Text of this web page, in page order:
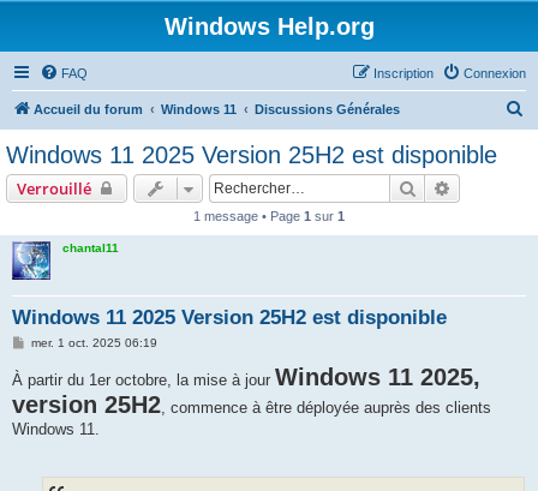
Windows Help.org
FAQ Connexion
Inscription
Accueil du forum Windows 11 Discussions Générales
Windows 11 2025 Version 25H2 est disponible
Verrouillé Rechercher
1 message • Page 1 sur 1
chantal11
Windows 11 2025 Version 25H2 est disponible
M
s
a
g
e
mer. 1 oct. 2025 06:19
À partir du 1er octobre, la mise à jour Windows 11 2025,
version 25H2, commence à être déployée auprès des clients
Windows 11.